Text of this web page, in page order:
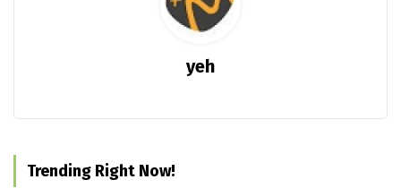
yeh
Trending Right Now!